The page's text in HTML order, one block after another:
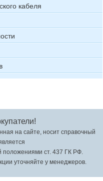
кабеля
на сайте, носит справочный
ст. 437 ГК РФ.
уточняйте у менеджеров.